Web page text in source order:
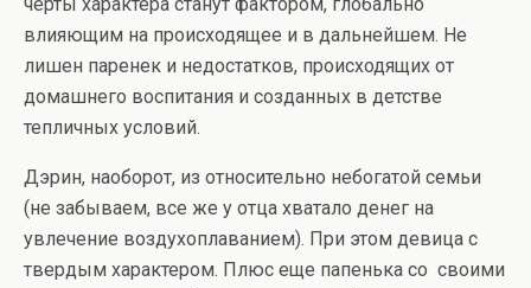
влияющим на происходящее и в дальнейшем. Не
лишен паренек и недостатков, происходящих от
домашнего воспитания и созданных в детстве
тепличных условий.
Дэрин, наоборот, из относительно небогатой семьи
(не забываем, все же у отца хватало денег на
увлечение воздухоплаванием). При этом девица с
твердым характером. Плюс еще папенька со своими